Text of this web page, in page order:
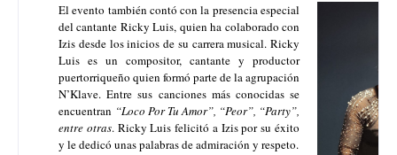
El evento también contó con la presencia especial
del cantante Ricky Luis, quien ha colaborado con
Izis desde los inicios de su carrera musical. Ricky
Luis es un compositor, cantante y productor
puertorriqueño quien formó parte de la agrupación
N’Klave. Entre sus canciones más conocidas se
encuentran “Loco Por Tu Amor”, “Peor”, “Party”,
entre otras. Ricky Luis felicitó a Izis por su éxito
y le dedicó unas palabras de admiración y respeto.